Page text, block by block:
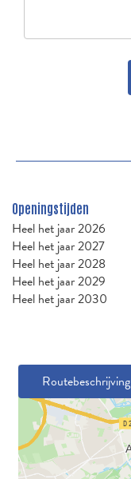
Openingstijden
Heel het jaar 2026
Heel het jaar 2027
Heel het jaar 2028
Heel het jaar 2029
Heel het jaar 2030
Routebeschrijving